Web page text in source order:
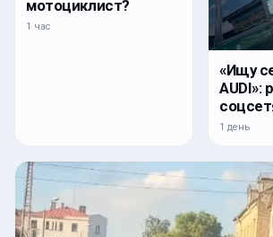
мотоциклист?
1 час
«Ищу
AUDI»:
1 день